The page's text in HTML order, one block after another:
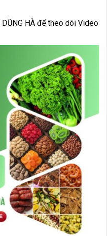
DŨNG HÀ để theo dõi Video